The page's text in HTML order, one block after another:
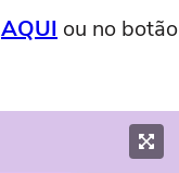
AQUI ou no botão